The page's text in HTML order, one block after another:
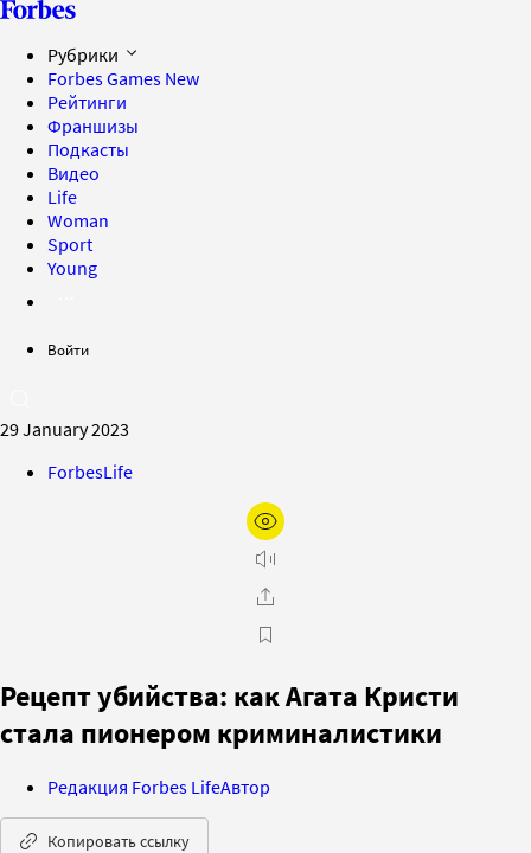
Рубрики
Forbes Games New
Рейтинги
Франшизы
Подкасты
Видео
Life
Woman
Sport
Young
Войти
29 January 2023
ForbesLife
Рецепт убийства: как Агата Кристи
стала пионером криминалистики
Редакция Forbes LifeАвтор
Копировать ссылку